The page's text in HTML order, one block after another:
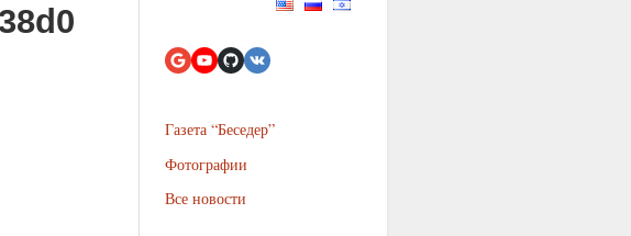
Газета “Беседер”
Фотографии
Все новости